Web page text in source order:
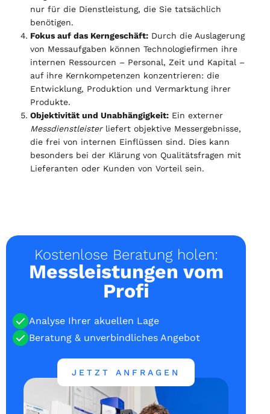
nur für die Dienstleistung, die Sie tatsächlich
benötigen.
Fokus auf das Kerngeschäft: Durch die Auslagerung
von Messaufgaben können Technologiefirmen ihre
internen Ressourcen – Personal, Zeit und Kapital –
auf ihre Kernkompetenzen konzentrieren: die
Entwicklung, Produktion und Vermarktung ihrer
Produkte.
Objektivität und Unabhängigkeit: Ein externer
Messdienstleisterliefert objektive Messergebnisse,
die frei von internen Einflüssen sind. Dies kann
besonders bei der Klärung von Qualitätsfragen mit
Lieferanten oder Kunden von Vorteil sein.
Kostenlose Beratung holen:
Messleistungen vom
Profi
Analyse Ihrer akuellen Lage
Beratung & unverbindliches Angebot
JETZT ANFRAGEN